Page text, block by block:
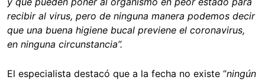
recibir al virus, pero de ninguna manera podemos decir
que una buena higiene bucal previene el coronavirus,
en ninguna circunstancia”.
El especialista destacó que a la fecha no existe “ningún